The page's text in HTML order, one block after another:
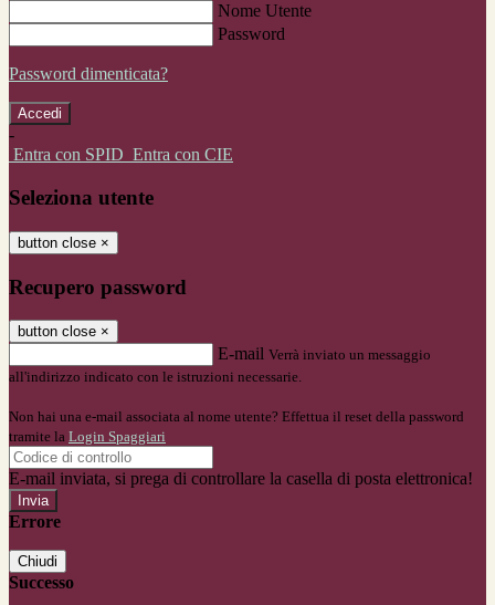
Nome Utente
Password
Password dimenticata?
-
Entra con SPID Entra con CIE
Seleziona utente
button close ×
Recupero password
button close ×
E-mail Verrà inviato un messaggio
all'indirizzo indicato con le istruzioni necessarie.
Non hai una e-mail associata al nome utente? Effettua il reset della password
tramite la Login Spaggiari
E-mail inviata, si prega di controllare la casella di posta elettronica!
Errore
Chiudi
Successo